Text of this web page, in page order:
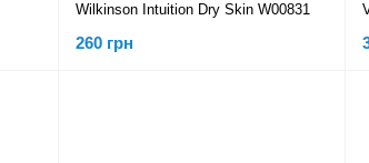
Wilkinson Intuition Dry Skin W00831
260 грн